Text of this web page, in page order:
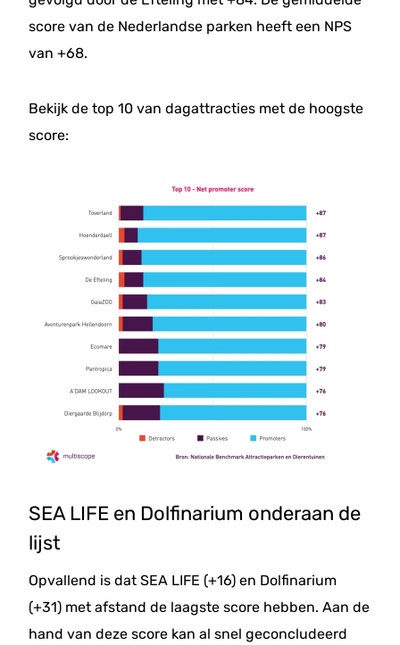
score van de Nederlandse parken heeft een NPS
van +68.
Bekijk de top 10 van dagattracties met de hoogste
score:
SEA LIFE en Dolfinarium onderaan de
lijst
Opvallend is dat SEA LIFE (+16) en Dolfinarium
(+31) met afstand de laagste score hebben. Aan de
hand van deze score kan al snel geconcludeerd